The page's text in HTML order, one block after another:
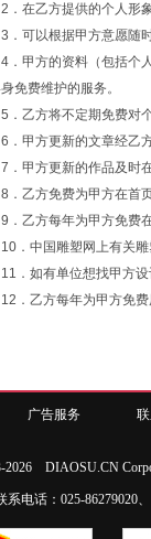
2．在乙方提供的个人形
3．可以根据甲方意愿随
4．甲方的资料（包括个
免费维护的服务。
5．乙方将不定期免费对
6．甲方更新的文章经乙
7．甲方更新的作品及时
8．乙方免费为甲方在首
9．乙方每年为甲方免费
10．中国雕塑网上有关
11．如有单位想找甲方
12．乙方每年为甲方免
广告服务
2026 DIAOSU.CN
系电话：025-86279020